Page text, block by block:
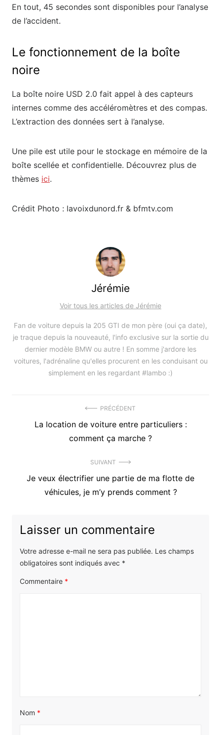
En tout, 45 secondes sont disponibles pour l’analyse
de l’accident.
Le fonctionnement de la boîte
noire
La boîte noire USD 2.0 fait appel à des capteurs
internes comme des accéléromètres et des compas.
L’extraction des données sert à l’analyse.
Une pile est utile pour le stockage en mémoire de la
boîte scellée et confidentielle. Découvrez plus de
thèmes ici.
Crédit Photo : lavoixdunord.fr & bfmtv.com
Jérémie
Voir tous les articles de Jérémie
Fan de voiture depuis la 205 GTI de mon père (oui ça date),
je traque depuis la nouveauté, l'info exclusive sur la sortie du
dernier modèle BMW ou autre ! En somme j'ardore les
voitures, l'adrénaline qu'elles procurent en les conduisant ou
simplement en les regardant #lambo :)
PRÉCÉDENT
Précédent
La location de voiture entre particuliers :
comment ça marche ?
SUIVANT
Article
Je veux électrifier une partie de ma flotte de
véhicules, je m’y prends comment ?
Laisser un commentaire
Votre adresse e-mail ne sera pas publiée. Les champs
obligatoires sont indiqués avec *
Commentaire *
Nom *